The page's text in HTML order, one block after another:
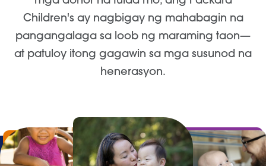
Children's ay nagbigay ng mahabagin na
pangangalaga sa loob ng maraming taon—
at patuloy itong gagawin sa mga susunod na
henerasyon.